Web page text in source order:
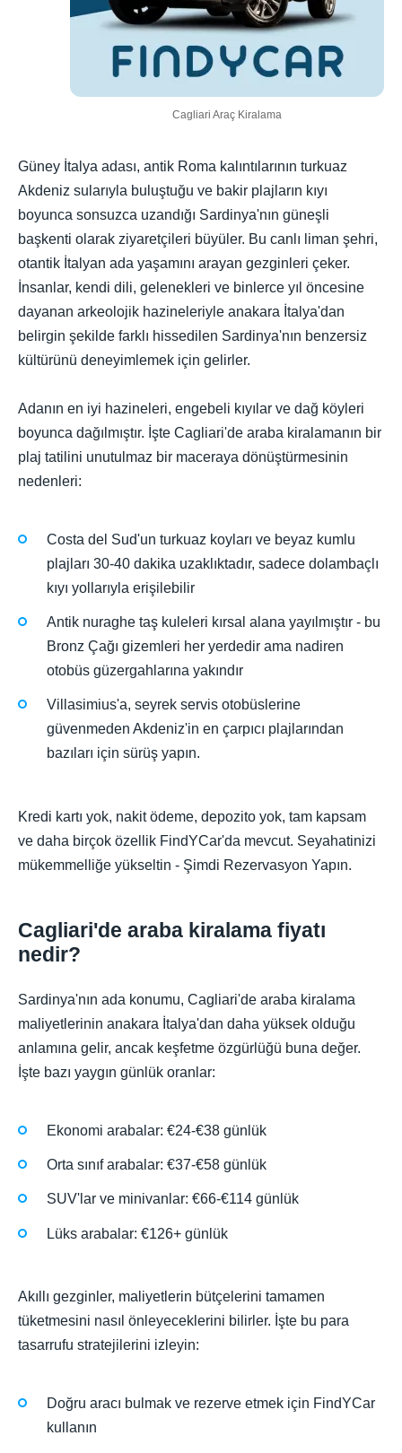
Cagliari Araç Kiralama
Güney İtalya adası, antik Roma kalıntılarının turkuaz
Akdeniz sularıyla buluştuğu ve bakir plajların kıyı
boyunca sonsuzca uzandığı Sardinya'nın güneşli
başkenti olarak ziyaretçileri büyüler. Bu canlı liman şehri,
otantik İtalyan ada yaşamını arayan gezginleri çeker.
İnsanlar, kendi dili, gelenekleri ve binlerce yıl öncesine
dayanan arkeolojik hazineleriyle anakara İtalya'dan
belirgin şekilde farklı hissedilen Sardinya'nın benzersiz
kültürünü deneyimlemek için gelirler.
Adanın en iyi hazineleri, engebeli kıyılar ve dağ köyleri
boyunca dağılmıştır. İşte Cagliari'de araba kiralamanın bir
plaj tatilini unutulmaz bir maceraya dönüştürmesinin
nedenleri:
Costa del Sud'un turkuaz koyları ve beyaz kumlu
plajları 30-40 dakika uzaklıktadır, sadece dolambaçlı
kıyı yollarıyla erişilebilir
Antik nuraghe taş kuleleri kırsal alana yayılmıştır - bu
Bronz Çağı gizemleri her yerdedir ama nadiren
otobüs güzergahlarına yakındır
Villasimius'a, seyrek servis otobüslerine
güvenmeden Akdeniz'in en çarpıcı plajlarından
bazıları için sürüş yapın.
Kredi kartı yok, nakit ödeme, depozito yok, tam kapsam
ve daha birçok özellik FindYCar'da mevcut. Seyahatinizi
mükemmelliğe yükseltin - Şimdi Rezervasyon Yapın.
Cagliari'de araba kiralama fiyatı
nedir?
Sardinya'nın ada konumu, Cagliari'de araba kiralama
maliyetlerinin anakara İtalya'dan daha yüksek olduğu
anlamına gelir, ancak keşfetme özgürlüğü buna değer.
İşte bazı yaygın günlük oranlar:
Ekonomi arabalar: €24-€38 günlük
Orta sınıf arabalar: €37-€58 günlük
SUV'lar ve minivanlar: €66-€114 günlük
Lüks arabalar: €126+ günlük
Akıllı gezginler, maliyetlerin bütçelerini tamamen
tüketmesini nasıl önleyeceklerini bilirler. İşte bu para
tasarrufu stratejilerini izleyin:
Doğru aracı bulmak ve rezerve etmek için FindYCar
kullanın